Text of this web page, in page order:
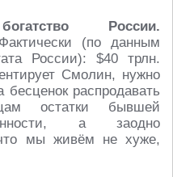
России.
(по данным
России): $40 трлн.
Смолин, нужно
распродавать
остатки бывшей
а заодно
мы живём не хуже,